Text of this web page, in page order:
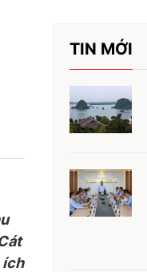
ích
TIN MỚI